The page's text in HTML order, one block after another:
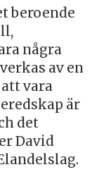
beroende
några
av en
vara
är
det
David